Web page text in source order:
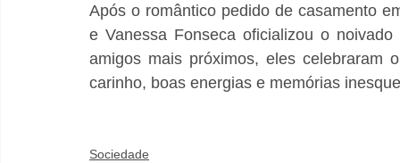
Após o romântico pedido de casamento
e Vanessa Fonseca oficializou o
amigos mais próximos, eles celebraram
carinho, boas energias e memórias
Sociedade